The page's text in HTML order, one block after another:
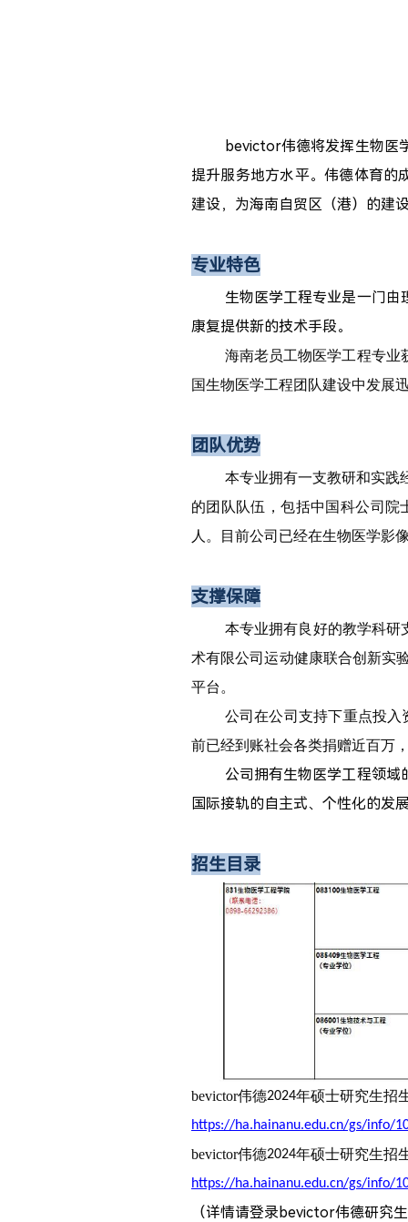
bevictor伟德将发挥生物医
提升服务地方水平。伟德体育
建设，为海南自贸区（港）的建
专业特色
生物医学工程专业是一门
康复提供新的技术手段。
海南老员工物医学工程专业
国生物医学工程团队建设中发展
团队优势
本专业拥有一支教研和实践
的团队队伍，包括中国科公司院
人。目前公司已经在生物医学影
支撑保障
本专业拥有良好的教学科研
术有限公司运动健康联合创新实
平台。
公司在公司支持下重点投
前已经到账社会各类捐赠近百万
公司拥有生物医学工程领
国际接轨的自主式、个性化的发
招生目录
bevictor伟德2024年硕士研究生招
https://ha.hainanu.edu.cn/gs/info/
bevictor伟德2024年硕士研究生招
https://ha.hainanu.edu.cn/gs/info/
（详情请登录bevictor伟德研究